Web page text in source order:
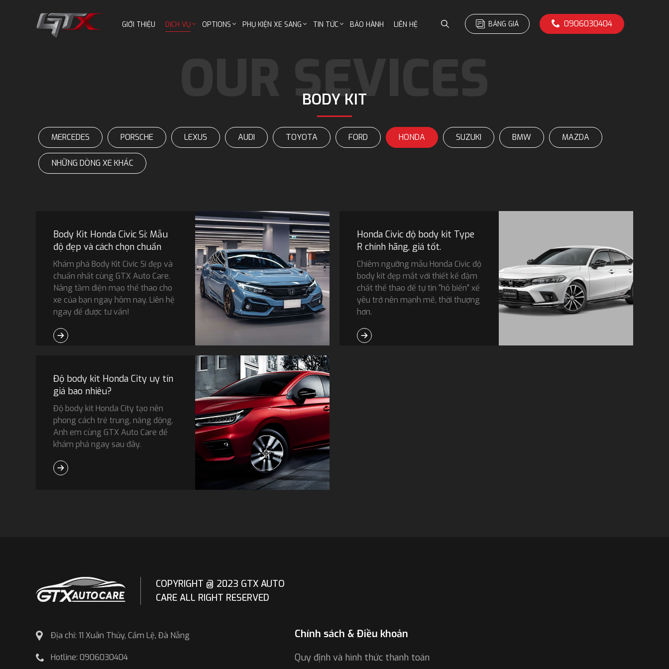
GIỚI THIỆU DỊCH VỤ OPTIONS PHỤ KIỆN XE SANG TIN TỨC BẢO HÀNH LIÊN HỆ BẢNG GIÁ 0906030404
BODY KIT
MERCEDES PORSCHE LEXUS AUDI TOYOTA FORD HONDA SUZUKI BMW MAZDA
NHỮNG DÒNG XE KHÁC
Body Kit Honda Civic Si: Mẫu
độ đẹp và cách chọn chuẩn
Khám phá Body Kit Civic Si đẹp và
chuẩn nhất cùng GTX Auto Care.
Nâng tầm diện mạo thể thao cho
xe của bạn ngay hôm nay. Liên hệ
ngay để được tư vấn!
Honda Civic độ body kit Type
R chính hãng, giá tốt.
Chiêm ngưỡng mẫu Honda Civic độ
body kit đẹp mắt với thiết kế đậm
chất thể thao để tự tin “hô biến” xế
yêu trở nên mạnh mẽ, thời thượng
hơn.
Độ body kit Honda City uy tín
giá bao nhiêu?
Độ body kit Honda City tạo nên
phong cách trẻ trung, năng động.
Anh em cùng GTX Auto Care để
khám phá ngay sau đây.
COPYRIGHT @ 2023 GTX AUTO
CARE ALL RIGHT RESERVED
Địa chỉ: 11 Xuân Thủy, Cẩm Lệ, Đà Nẵng
Hotline: 0906030404
Chính sách & Điều khoản
Quy định và hình thức thanh toán